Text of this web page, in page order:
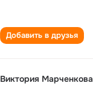
Добавить в друзья
Виктория Марченкова